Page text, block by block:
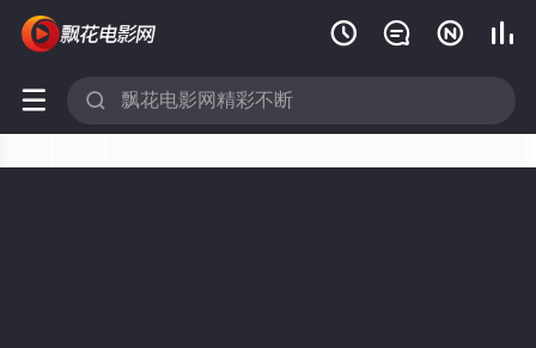
   
 